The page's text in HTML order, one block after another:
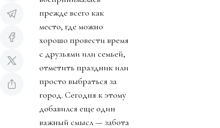
прежде всего как
место, где можно
хорошо провести время
с друзьями или семьей,
отметить праздник или
просто выбраться за
город. Сегодня к этому
добавился еще один
важный смысл — забота